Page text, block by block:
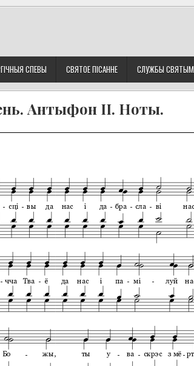
СПЕВЫ СВЯТОЕ ПІСАННЕ СЛУЖБЫ СВЯТЫМ
Антыфон II. Ноты.